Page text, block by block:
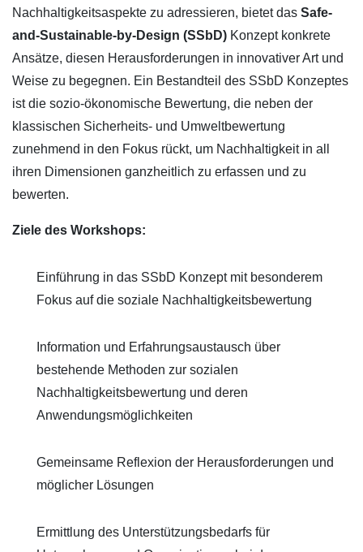
Nachhaltigkeitsaspekte zu adressieren, bietet das Safe-
and-Sustainable-by-Design (SSbD) Konzept konkrete
Ansätze, diesen Herausforderungen in innovativer Art und
Weise zu begegnen. Ein Bestandteil des SSbD Konzeptes
ist die sozio-ökonomische Bewertung, die neben der
klassischen Sicherheits- und Umweltbewertung
zunehmend in den Fokus rückt, um Nachhaltigkeit in all
ihren Dimensionen ganzheitlich zu erfassen und zu
bewerten.
Ziele des Workshops:
Einführung in das SSbD Konzept mit besonderem
Fokus auf die soziale Nachhaltigkeitsbewertung
Information und Erfahrungsaustausch über
bestehende Methoden zur sozialen
Nachhaltigkeitsbewertung und deren
Anwendungsmöglichkeiten
Gemeinsame Reflexion der Herausforderungen und
möglicher Lösungen
Ermittlung des Unterstützungsbedarfs für